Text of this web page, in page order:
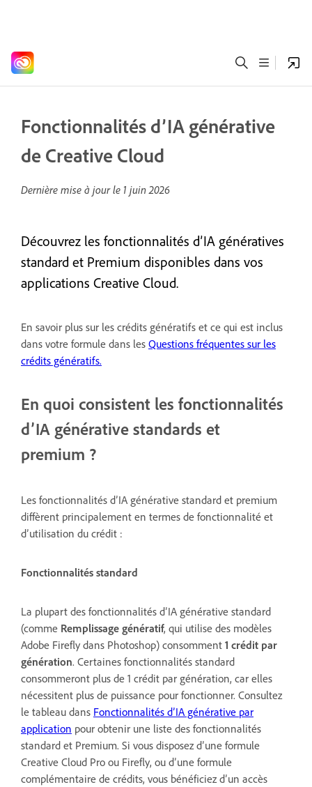
Fonctionnalités d’IA générative
de Creative Cloud
Dernière mise à jour le 1 juin 2026
Découvrez les fonctionnalités d’IA génératives
standard et Premium disponibles dans vos
applications Creative Cloud.
En savoir plus sur les crédits génératifs et ce qui est inclus
dans votre formule dans les Questions fréquentes sur les
crédits génératifs.
En quoi consistent les fonctionnalités
d’IA générative standards et
premium ?
Les fonctionnalités d’IA générative standard et premium
diffèrent principalement en termes de fonctionnalité et
d’utilisation du crédit :
Fonctionnalités standard
La plupart des fonctionnalités d’IA générative standard
(comme Remplissage génératif, qui utilise des modèles
Adobe Firefly dans Photoshop) consomment 1 crédit par
génération. Certaines fonctionnalités standard
consommeront plus de 1 crédit par génération, car elles
nécessitent plus de puissance pour fonctionner. Consultez
le tableau dans Fonctionnalités d’IA générative par
application pour obtenir une liste des fonctionnalités
standard et Premium. Si vous disposez d’une formule
Creative Cloud Pro ou Firefly, ou d’une formule
complémentaire de crédits, vous bénéficiez d’un accès